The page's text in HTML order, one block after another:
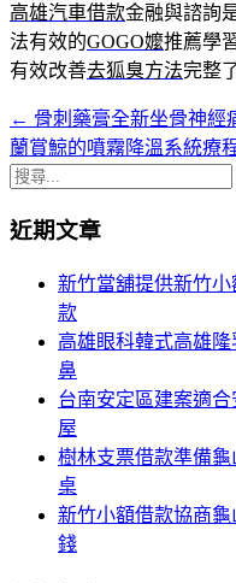
高雄汽車借款金融與諮詢
法有效的GOGO嬤推薦學
有效改善去狐臭方法完整
文
章
航
← 骨刺藥膏全新坐骨神經
蘭賞鯨的噴霧降溫系統療
搜
關
近期文章
新竹當舖提供新竹
款
高雄眼科韓式高雄
鼻
台南安定區建案適
屋
樹林支票借款準備
桌
新竹小額借款協商
錢